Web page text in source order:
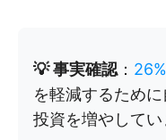
💡 事実確認：
を軽減するため
投資を増やしてい